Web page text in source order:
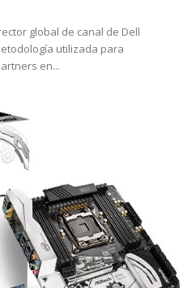
global de canal de Dell
utilizada para
en...